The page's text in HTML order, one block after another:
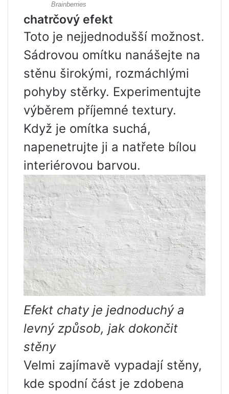
chatrčový efekt
Toto je nejjednodušší možnost.
Sádrovou omítku nanášejte na
stěnu širokými, rozmáchlými
pohyby stěrky. Experimentujte
výběrem příjemné textury.
Když je omítka suchá,
napenetrujte ji a natřete bílou
interiérovou barvou.
Efekt chaty je jednoduchý a
levný způsob, jak dokončit
stěny
Velmi zajímavě vypadají stěny,
kde spodní část je zdobena